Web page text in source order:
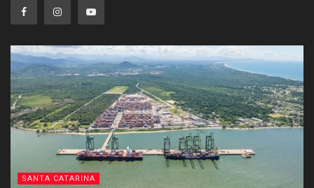
SANTA CATARINA